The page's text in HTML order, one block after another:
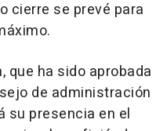
cierre se prevé para
que ha sido aprobada
de administración
su presencia en el